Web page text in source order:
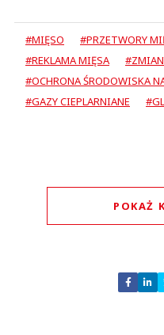
#MIĘSO #PRZETWORY
#REKLAMA MIĘSA
#OCHRONA ŚRODOWISKA
#GAZY CIEPLARNIANE
POKAŻ
Nie
Zostaw